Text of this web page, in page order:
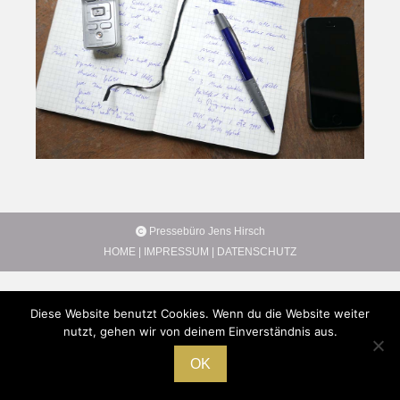
Pressebüro Jens Hirsch
HOME
IMPRESSUM DATENSCHUTZ
Diese Website benutzt Cookies. Wenn du die Website weiter
nutzt, gehen wir von deinem Einverständnis aus.
OK